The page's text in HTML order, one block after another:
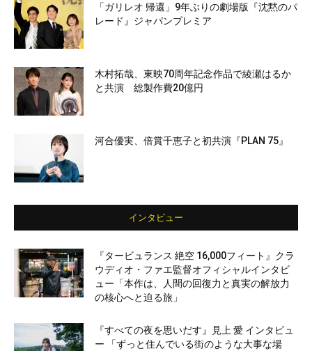
「ガリレオ 帰還」9年ぶりの劇場版『沈黙のパ
レード』ジャパンプレミア
木村拓哉、東映70周年記念作品で綾瀬はるか
と共演 総製作費20億円
河合優実、倍賞千恵子と初共演『PLAN 75』
インタビュー
『タービュランス 絶空 16,000フィート』クラ
ウディオ・ファエ監督オフィシャルインタビ
ュー「本作は、人間の回復力と真実の解放力
の核心へと迫る旅」
『すべての夜を思いだす』見上 愛 インタビュ
ー 「ずっと住んでいる街のような大事な場